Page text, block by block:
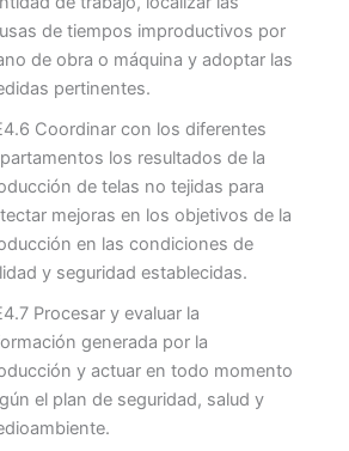
de tiempos improductivos por
de obra o máquina y adoptar las
pertinentes.
Coordinar con los diferentes
los resultados de la
de telas no tejidas para
mejoras en los objetivos de la
en las condiciones de
y seguridad establecidas.
Procesar y evaluar la
generada por la
y actuar en todo momento
el plan de seguridad, salud y